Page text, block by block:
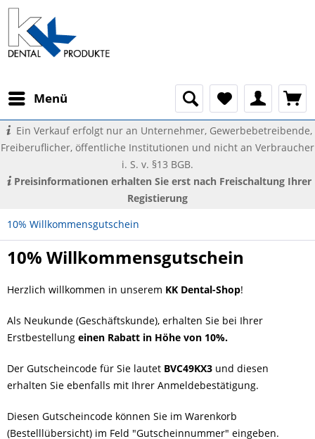
Menü
Ein Verkauf erfolgt nur an Unternehmer, Gewerbebetreibende,
Freiberuflicher, öffentliche Institutionen und nicht an Verbraucher
i. S. v. §13 BGB.
Preisinformationen erhalten Sie erst nach Freischaltung Ihrer
Registierung
10% Willkommensgutschein
10% Willkommensgutschein
Herzlich willkommen in unserem KK Dental-Shop!
Als Neukunde (Geschäftskunde), erhalten Sie bei Ihrer
Erstbestellung einen Rabatt in Höhe von 10%.
Der Gutscheincode für Sie lautet BVC49KX3 und diesen
erhalten Sie ebenfalls mit Ihrer Anmeldebestätigung.
Diesen Gutscheincode können Sie im Warenkorb
(Bestelllübersicht) im Feld "Gutscheinnummer" eingeben.